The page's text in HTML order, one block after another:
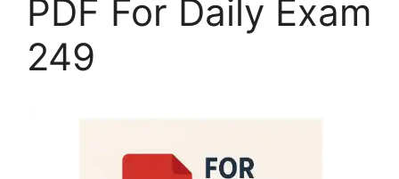
PDF For Daily Exam
249